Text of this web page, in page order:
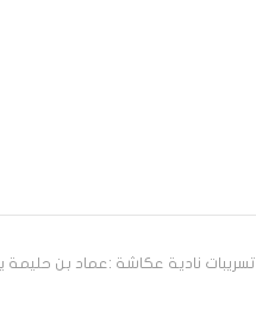
تسريبات نادية عكاشة :عماد بن